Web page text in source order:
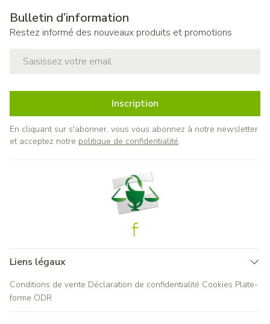
Bulletin d’information
Restez informé des nouveaux produits et promotions
Inscription
En cliquant sur s'abonner, vous vous abonnez à notre newsletter
et acceptez notre politique de confidentialité.
Liens légaux
Conditions de vente Déclaration de confidentialité Cookies Plate-
forme ODR